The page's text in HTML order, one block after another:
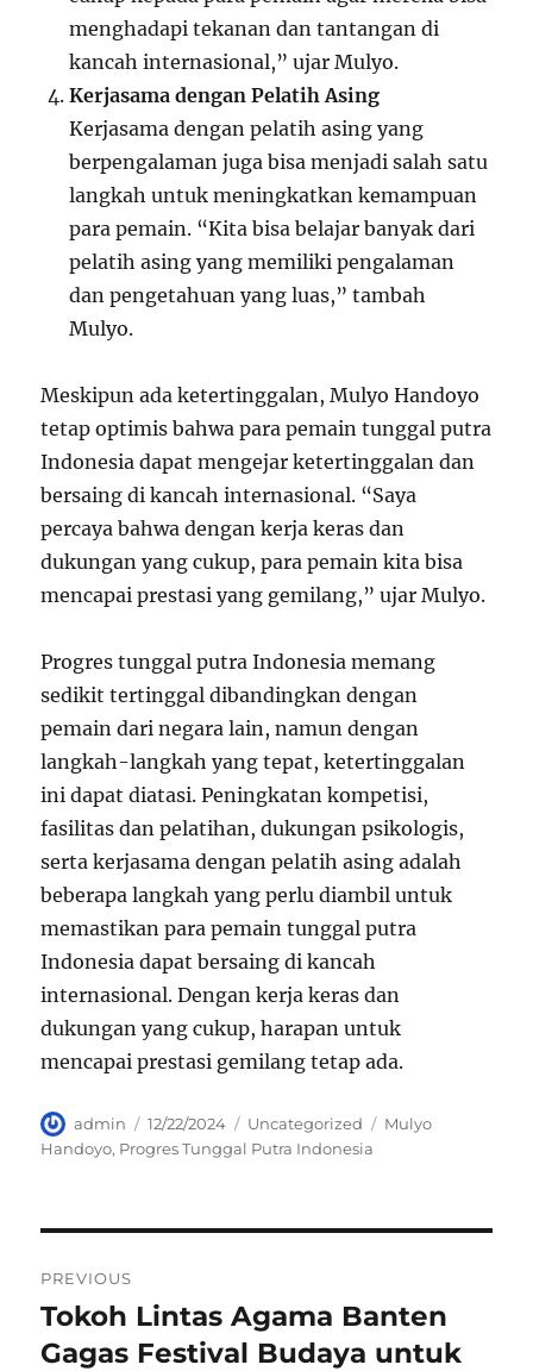
menghadapi tekanan dan tantangan di
kancah internasional,” ujar Mulyo.
Kerjasama dengan Pelatih Asing
Kerjasama dengan pelatih asing yang
berpengalaman juga bisa menjadi salah satu
langkah untuk meningkatkan kemampuan
para pemain. “Kita bisa belajar banyak dari
pelatih asing yang memiliki pengalaman
dan pengetahuan yang luas,” tambah
Mulyo.
Meskipun ada ketertinggalan, Mulyo Handoyo
tetap optimis bahwa para pemain tunggal putra
Indonesia dapat mengejar ketertinggalan dan
bersaing di kancah internasional. “Saya
percaya bahwa dengan kerja keras dan
dukungan yang cukup, para pemain kita bisa
mencapai prestasi yang gemilang,” ujar Mulyo.
Progres tunggal putra Indonesia memang
sedikit tertinggal dibandingkan dengan
pemain dari negara lain, namun dengan
langkah-langkah yang tepat, ketertinggalan
ini dapat diatasi. Peningkatan kompetisi,
fasilitas dan pelatihan, dukungan psikologis,
serta kerjasama dengan pelatih asing adalah
beberapa langkah yang perlu diambil untuk
memastikan para pemain tunggal putra
Indonesia dapat bersaing di kancah
internasional. Dengan kerja keras dan
dukungan yang cukup, harapan untuk
mencapai prestasi gemilang tetap ada.
Author
admin
Posted
on
12/22/2024 Categories
Uncategorized Tags
Mulyo
Handoyo, Progres Tunggal Putra Indonesia
pos
PREVIOUS
Previous
post:
Tokoh Lintas Agama Banten
Gagas Festival Budaya untuk